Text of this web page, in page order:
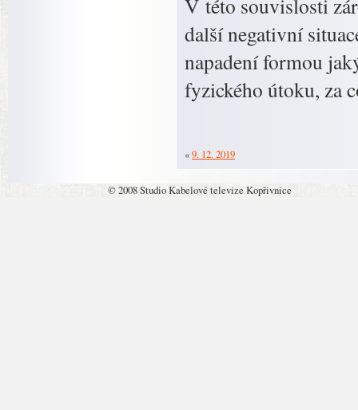
V této souvislosti
další negativní
napadení formou
fyzického útoku, za
«9. 12. 2019
© 2008 Studio Kabelové televize Kopřivnice